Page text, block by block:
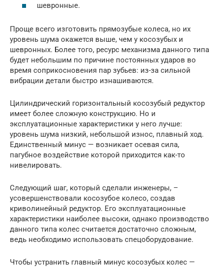
шевронные.
Проще всего изготовить прямозубые колеса, но их
уровень шума окажется выше, чем у косозубых и
шевронных. Более того, ресурс механизма данного типа
будет небольшим по причине постоянных ударов во
время соприкосновения пар зубьев: из-за сильной
вибрации детали быстро изнашиваются.
Цилиндрический горизонтальный косозубый редуктор
имеет более сложную конструкцию. Но и
эксплуатационные характеристики у него лучше:
уровень шума низкий, небольшой износ, плавный ход.
Единственный минус — возникает осевая сила,
пагубное воздействие которой приходится как-то
нивелировать.
Следующий шаг, который сделали инженеры, –
усовершенствовали косозубое колесо, создав
криволинейный редуктор. Его эксплуатационные
характеристики наиболее высоки, однако производство
данного типа колес считается достаточно сложным,
ведь необходимо использовать спецоборудование.
Чтобы устранить главный минус косозубых колес —